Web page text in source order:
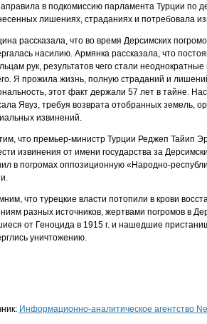
в подкомиссию парламента Турции по
лишениях, страданиях и потребовала
рассказала, что во время Дерсимских
насилию. Армянка рассказала, что
рук, результатов чего стали
Я прожила жизнь, полную страданий и
этот факт держали 57 лет в тайне.
Явуз, требуя возврата отобранных земель,
извинений.
что премьер-министр Турции Реджеп Тайип
извинения от имени государства за
в погромах оппозиционную «Народно-
что турецкие власти потопили в крови
разных источников, жертвами погромов в
от Геноцида в 1915 г. и нашедшие
уничтожению.
Информационно-аналитическое агентство